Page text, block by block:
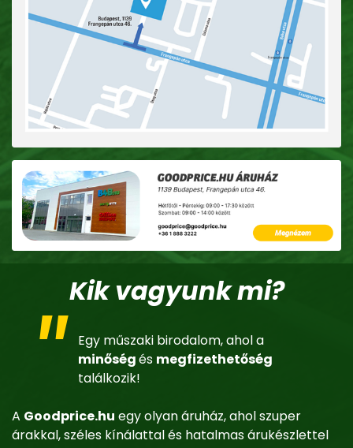
Kik vagyunk mi?
Egy műszaki birodalom, ahol a
minőségés megfizethetőség
találkozik!
A Goodprice.hu egy olyan áruház, ahol szuper
árakkal, széles kínálattal és hatalmas árukészlettel